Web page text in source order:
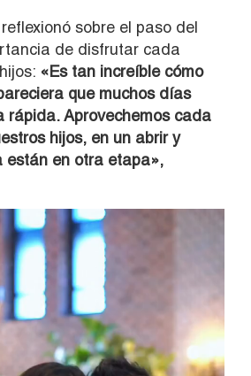
sobre el paso del
de disfrutar cada
«Es tan increíble cómo
que muchos días
rápida. Aprovechemos cada
hijos, en un abrir y
están en otra etapa»,